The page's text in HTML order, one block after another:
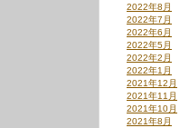
2022年8月
2022年7月
2022年6月
2022年5月
2022年2月
2022年1月
2021年12月
2021年11月
2021年10月
2021年8月